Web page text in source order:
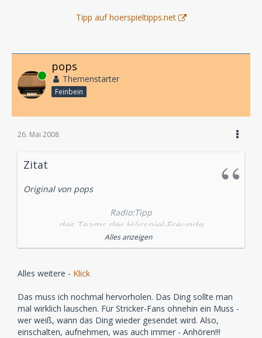
Tipp auf hoerspieltipps.net
Online
pops
Themenstarter
Feinbein
26. Mai 2008
Zitat
Original von pops
Radio:Tipp
des Teams der Hörspiel-Freunde
Im "Radio:Tipp" empfiehlt das Team der Hörspiel-
Die Empfehlung für den
26.05.2008:
Alles anzeigen
Alles weitere - Klick
Das muss ich nochmal hervorholen. Das Ding sollte man
mal wirklich lauschen. Für Stricker-Fans ohnehin ein Muss -
wer weiß, wann das Ding wieder gesendet wird. Also,
einschalten, aufnehmen, was auch immer - Anhören!!!